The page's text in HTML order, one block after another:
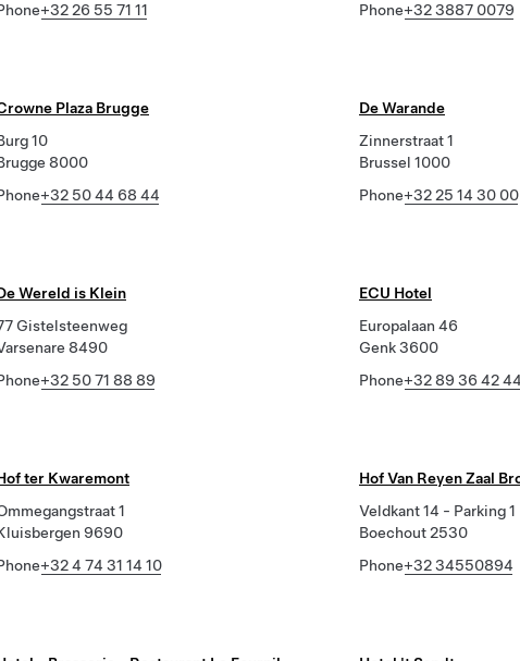
+32 26 55 71 11
Phone+32 3887 0079
Plaza Brugge
10
8000
+32 50 44 68 44
De Warande
Zinnerstraat 1
Brussel 1000
Phone+32 25 14 30 00
Wereld is Klein
Gistelsteenweg
8490
+32 50 71 88 89
ECU Hotel
Europalaan 46
Genk 3600
Phone+32 89 36 42 44
ter Kwaremont
1
9690
+32 4 74 31 14 10
Hof Van Reyen Zaal
Veldkant 14 - Parking 1
Boechout 2530
Phone+32 34550894